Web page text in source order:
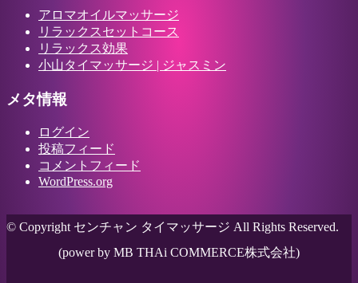
アロマオイルマッサージ
リラックスセットコース
リラックス効果
小山タイマッサージ | ジャスミン
メタ情報
ログイン
投稿フィード
コメントフィード
WordPress.org
© Copyright センチャン タイマッサージ All Rights Reserved.
(power by MB THAi COMMERCE株式会社)